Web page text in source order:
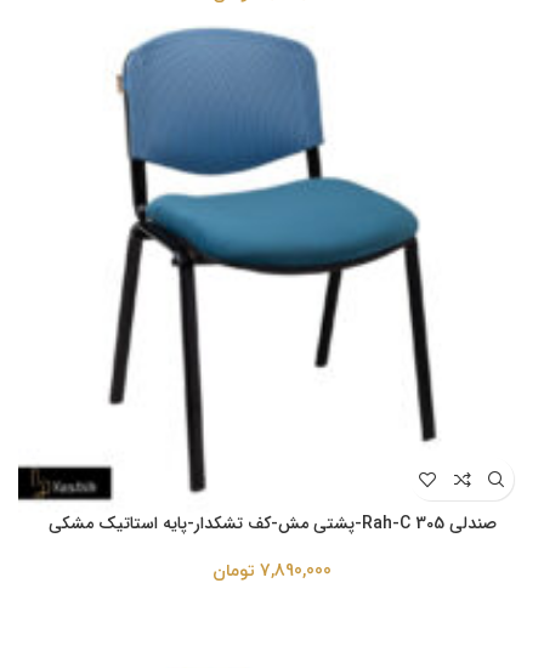
صندلی Rah-C 305-پشتی مش-کف تشکدار-پایه استاتیک مشکی
7,890,000 تومان